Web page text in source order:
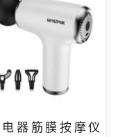
器筋膜按摩仪